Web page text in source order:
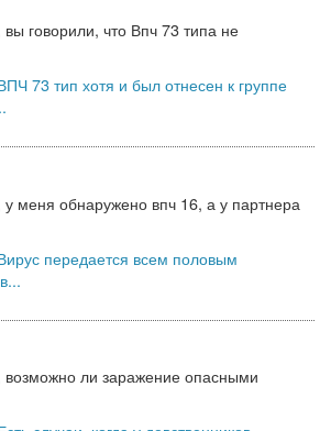
говорили, что Впч 73 типа не
73 тип хотя и был отнесен к группе
меня обнаружено впч 16, а у партнера
передается всем половым
возможно ли заражение опасными